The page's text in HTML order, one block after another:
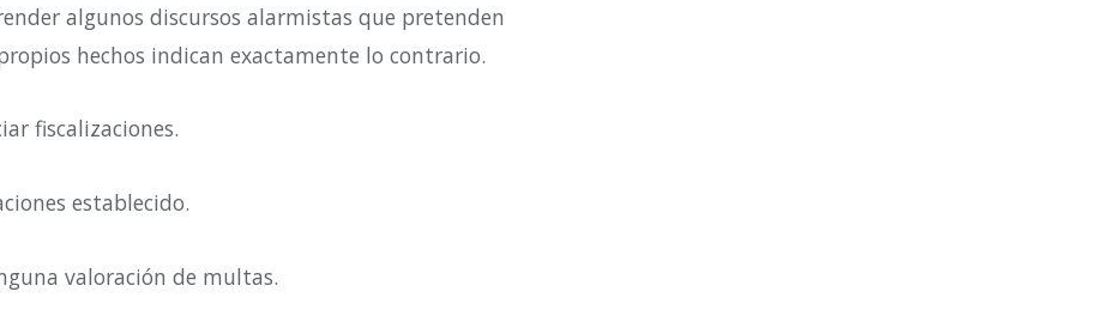
algunos discursos alarmistas que pretenden
hechos indican exactamente lo contrario.
fiscalizaciones.
establecido.
valoración de multas.